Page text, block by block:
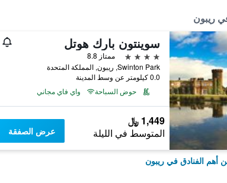
ريبون
سوينتون بارك هوتل
4 نجوم
ممتاز 8.8
Swinton Park, ريبون, المملكة المتحدة
0.0 كيلومتر عن وسط المدينة
حوض السباحة
واي فاي مجاني
1,449 ﷼
المتوسط في الليلة عرض الصفقة
أهم الفنادق في ريبون